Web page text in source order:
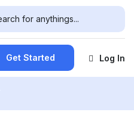
Get Started Log In